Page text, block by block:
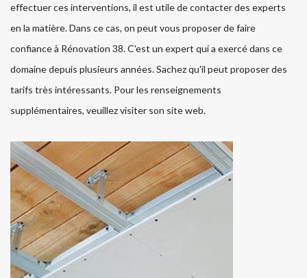
effectuer ces interventions, il est utile de contacter des experts
en la matière. Dans ce cas, on peut vous proposer de faire
confiance à Rénovation 38. C'est un expert qui a exercé dans ce
domaine depuis plusieurs années. Sachez qu'il peut proposer des
tarifs très intéressants. Pour les renseignements
supplémentaires, veuillez visiter son site web.